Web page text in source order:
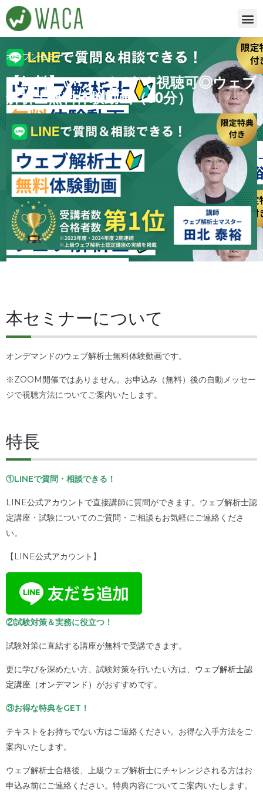
容
を
ス
キ
プ
オープンセミナー
【無料】いつでも/すぐ視聴可◎ウェブ
解析士無料体験動画（60分）
本セミナーについて
オンデマンドのウェブ解析士無料体験動画です。
※ZOOM開催ではありません。お申込み（無料）後の自動メッセー
ジで視聴方法についてご案内いたします。
特長
①LINEで質問・相談できる！
LINE公式アカウントで直接講師に質問ができます。ウェブ解析士認
定講座・試験についてのご質問・ご相談もお気軽にご連絡くださ
い。
【LINE公式アカウント】
②試験対策＆実務に役立つ！
試験対策に直結する講座が無料で受講できます。
更に学びを深めたい方、試験対策を行いたい方は、 ウェブ解析士認
定講座（オンデマンド） がおすすめです。
③お得な特典をGET！
テキストをお持ちでない方はご連絡ください。お得な入手方法をご
案内いたします。
ウェブ解析士合格後、上級ウェブ解析士にチャレンジされる方はお
申込み前にご連絡ください。特典内容についてご案内いたします。